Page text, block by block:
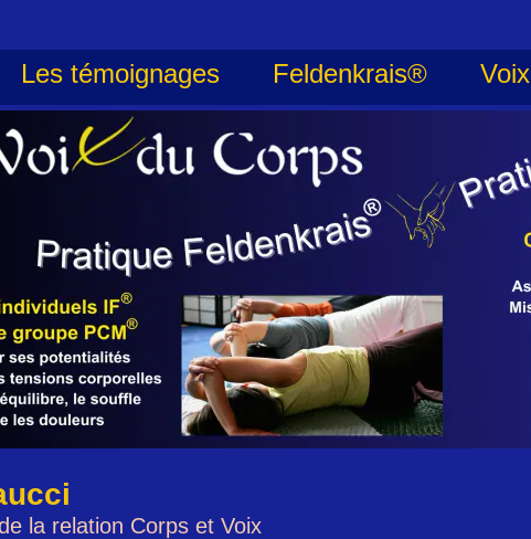
Les témoignages Feldenkrais®
Les témoignages Feldenkrais®
la relation Corps et Voix